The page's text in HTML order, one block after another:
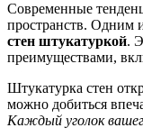
Современные тенденции в дизайне интерьера акцентируют внимание на индивидуальности и оригинальности
пространств. Одним
стен штукатуркой.
преимуществами,
Штукатурка стен
можно добиться
Каждый уголок